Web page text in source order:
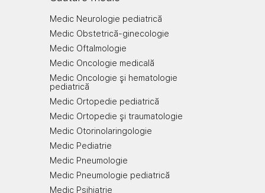
Medic Neurologie pediatrică
Medic Obstetrică-ginecologie
Medic Oftalmologie
Medic Oncologie medicală
Medic Oncologie şi hematologie
pediatrică
Medic Ortopedie pediatrică
Medic Ortopedie şi traumatologie
Medic Otorinolaringologie
Medic Pediatrie
Medic Pneumologie
Medic Pneumologie pediatrică
Medic Psihiatrie